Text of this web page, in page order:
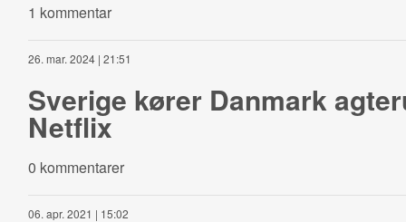
1 kommentar
26. mar. 2024 | 21:51
Sverige kører Danmark
Netflix
0 kommentarer
06. apr. 2021 | 15:02